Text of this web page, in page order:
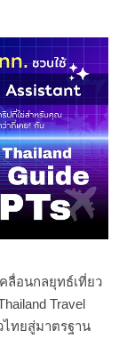
ลื่อนกลยุทธ์เที่ยว
Travel
ไทยสู่มาตรฐาน